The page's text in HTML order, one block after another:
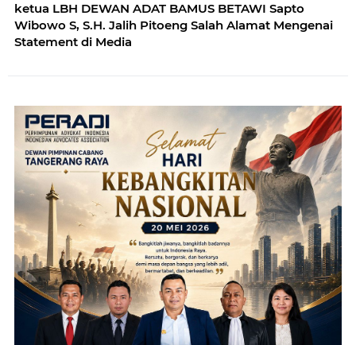
ketua LBH DEWAN ADAT BAMUS BETAWI Sapto
Wibowo S, S.H. Jalih Pitoeng Salah Alamat Mengenai
Statement di Media